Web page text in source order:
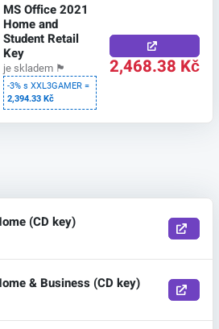
MS Office 2021
Home and
Student Retail
Key
je skladem 🏴
-3% s XXL3GAMER =
2,394.33 Kč
2,468.38 Kč
(CD key)
& Business (CD key)